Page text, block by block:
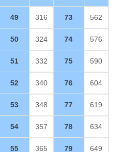
49 316 73 562
50 324 74 576
51 332 75 590
52 340 76 604
53 348 77 619
54 357 78 634
55 365 79 649